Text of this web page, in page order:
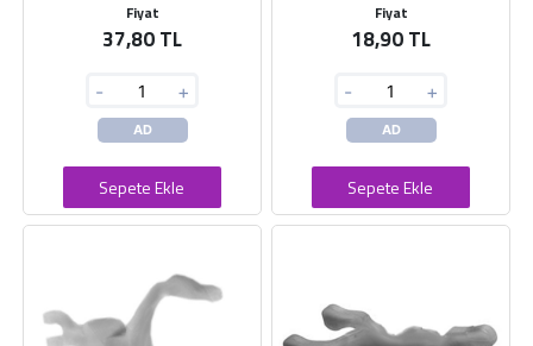
Fiyat
37,80 TL
- +
AD
Sepete Ekle
Fiyat
18,90 TL
- +
AD
Sepete Ekle